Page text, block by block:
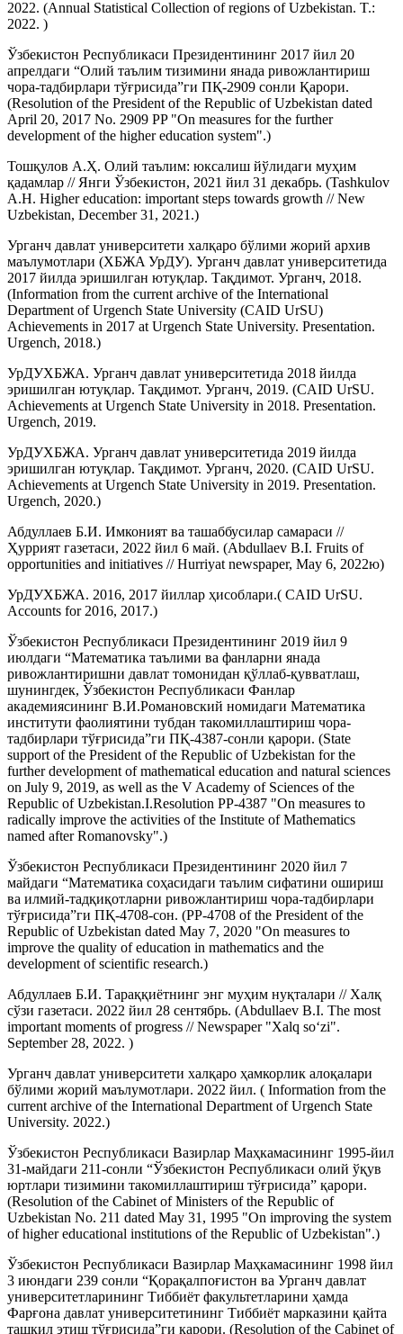
2022. (Annual Statistical Collection of regions of Uzbekistan. T.:
2022. )
Ўзбекистон Республикаси Президентининг 2017 йил 20
апрелдаги “Олий таълим тизимини янада ривожлантириш
чора-тадбирлари тўғрисида”ги ПҚ-2909 сонли Қарори.
(Resolution of the President of the Republic of Uzbekistan dated
April 20, 2017 No. 2909 PP "On measures for the further
development of the higher education system".)
Тошқулов А.Ҳ. Олий таълим: юксалиш йўлидаги муҳим
қадамлар // Янги Ўзбекистон, 2021 йил 31 декабрь. (Tashkulov
A.H. Higher education: important steps towards growth // New
Uzbekistan, December 31, 2021.)
Урганч давлат университети халқаро бўлими жорий архив
маълумотлари (ХБЖA УрДУ). Урганч давлат университетида
2017 йилда эришилган ютуқлар. Тақдимот. Урганч, 2018.
(Information from the current archive of the International
Department of Urgench State University (CAID UrSU)
Achievements in 2017 at Urgench State University. Presentation.
Urgench, 2018.)
УрДУХБЖА. Урганч давлат университетида 2018 йилда
эришилган ютуқлар. Тақдимот. Урганч, 2019. (CAID UrSU.
Achievements at Urgench State University in 2018. Presentation.
Urgench, 2019.
УрДУХБЖА. Урганч давлат университетида 2019 йилда
эришилган ютуқлар. Тақдимот. Урганч, 2020. (CAID UrSU.
Achievements at Urgench State University in 2019. Presentation.
Urgench, 2020.)
Абдуллаев Б.И. Имконият ва ташаббусилар самараси //
Ҳуррият газетаси, 2022 йил 6 май. (Abdullaev B.I. Fruits of
opportunities and initiatives // Hurriyat newspaper, May 6, 2022ю)
УрДУХБЖА. 2016, 2017 йиллар ҳисоблари.( CAID UrSU.
Accounts for 2016, 2017.)
Ўзбекистон Республикаси Президентининг 2019 йил 9
июлдаги “Математика таълими ва фанларни янада
ривожлантиришни давлат томонидан қўллаб-қувватлаш,
шунингдек, Ўзбекистон Республикаси Фанлар
академиясининг В.И.Романовский номидаги Математика
институти фаолиятини тубдан такомиллаштириш чора-
тадбирлари тўғрисида”ги ПҚ-4387-сонли қарори. (State
support of the President of the Republic of Uzbekistan for the
further development of mathematical education and natural sciences
on July 9, 2019, as well as the V Academy of Sciences of the
Republic of Uzbekistan.I.Resolution PP-4387 "On measures to
radically improve the activities of the Institute of Mathematics
named after Romanovsky".)
Ўзбекистон Республикаси Президентининг 2020 йил 7
майдаги “Математика соҳасидаги таълим сифатини ошириш
ва илмий-тадқиқотларни ривожлантириш чора-тадбирлари
тўғрисида”ги ПҚ-4708-сон. (PP-4708 of the President of the
Republic of Uzbekistan dated May 7, 2020 "On measures to
improve the quality of education in mathematics and the
development of scientific research.)
Абдуллаев Б.И. Тараққиётнинг энг муҳим нуқталари // Халқ
сўзи газетаси. 2022 йил 28 сентябрь. (Abdullaev B.I. The most
important moments of progress // Newspaper "Xalq so‘zi".
September 28, 2022. )
Урганч давлат университети халқaро ҳамкорлик алоқалари
бўлими жорий маълумотлари. 2022 йил. ( Information from the
current archive of the International Department of Urgench State
University. 2022.)
Ўзбекистон Республикаси Вазирлар Маҳкамасининг 1995-йил
31-майдаги 211-сонли “Ўзбекистон Республикаси олий ўқув
юртлари тизимини такомиллаштириш тўғрисида” қарори.
(Resolution of the Cabinet of Ministers of the Republic of
Uzbekistan No. 211 dated May 31, 1995 "On improving the system
of higher educational institutions of the Republic of Uzbekistan".)
Ўзбекистон Республикаси Вазирлар Маҳкамасининг 1998 йил
3 июндаги 239 сонли “Қорақалпоғистон ва Урганч давлат
университетларининг Тиббиёт факультетларини ҳамда
Фарғона давлат университетининг Тиббиёт марказини қайта
ташкил этиш тўғрисида”ги қарори. (Resolution of the Cabinet of